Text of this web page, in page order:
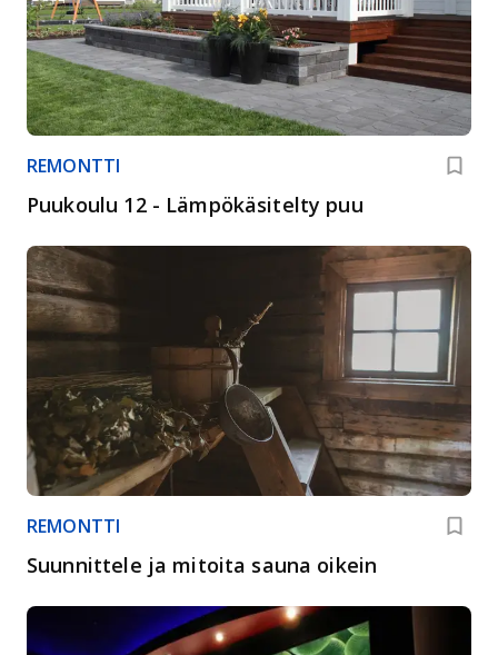
REMONTTI
Puukoulu 12 - Lämpökäsitelty puu
REMONTTI
Suunnittele ja mitoita sauna oikein